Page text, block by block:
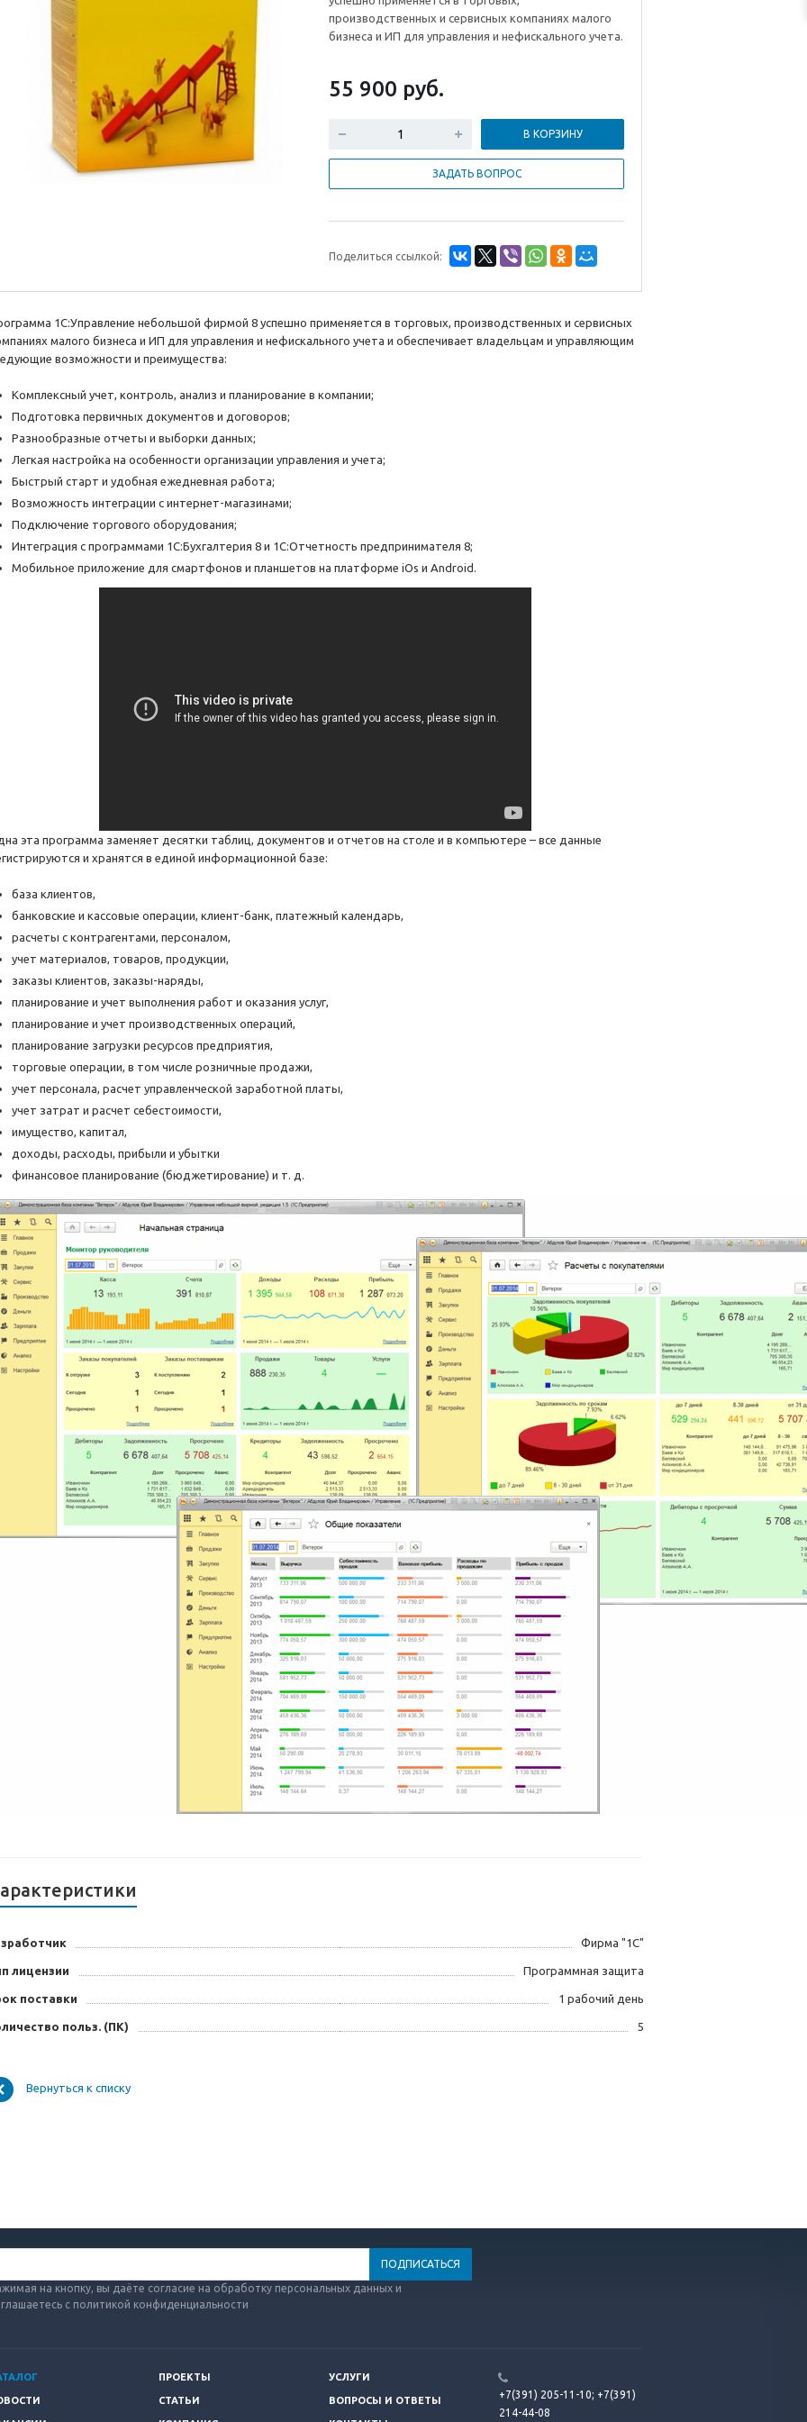
производственных и сервисных компаниях малого
бизнеса и ИП для управления и нефискального учета.
55 900 руб.
В КОРЗИНУ
ЗАДАТЬ ВОПРОС
Поделиться ссылкой:
1С:Управление небольшой фирмой 8 успешно применяется в торговых, производственных и сервисных
малого бизнеса и ИП для управления и нефискального учета и обеспечивает владельцам и управляющим
возможности и преимущества:
Комплексный учет, контроль, анализ и планирование в компании;
Подготовка первичных документов и договоров;
Разнообразные отчеты и выборки данных;
Легкая настройка на особенности организации управления и учета;
Быстрый старт и удобная ежедневная работа;
Возможность интеграции с интернет-магазинами;
Подключение торгового оборудования;
Интеграция с программами 1С:Бухгалтерия 8 и 1С:Отчетность предпринимателя 8;
Мобильное приложение для смартфонов и планшетов на платформе iOs и Android.
эта программа заменяет десятки таблиц, документов и отчетов на столе и в компьютере – все данные
и хранятся в единой информационной базе:
база клиентов,
банковские и кассовые операции, клиент-банк, платежный календарь,
расчеты с контрагентами, персоналом,
учет материалов, товаров, продукции,
заказы клиентов, заказы-наряды,
планирование и учет выполнения работ и оказания услуг,
планирование и учет производственных операций,
планирование загрузки ресурсов предприятия,
торговые операции, в том числе розничные продажи,
учет персонала, расчет управленческой заработной платы,
учет затрат и расчет себестоимости,
имущество, капитал,
доходы, расходы, прибыли и убытки
финансовое планирование (бюджетирование) и т. д.
Фирма "1С"
лицензии Программная защита
поставки 1 рабочий день
польз. (ПК) 5
Вернуться к списку
на кнопку, вы даёте согласие на обработку персональных данных и
с политикой конфиденциальности
ПРОЕКТЫ УСЛУГИ
СТАТЬИ ВОПРОСЫ И ОТВЕТЫ +7(391) 205-11-10; +7(391)
214-44-08